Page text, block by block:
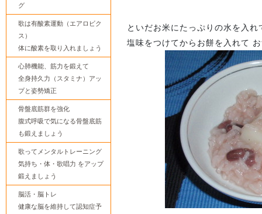
といだお米にたっぷりの水を入
塩味をつけてからお餅を入れて
グ
歌は有酸素運動（エアロビク
ス）
体に酸素を取り入れましょう
心肺機能、筋力を鍛えて
全身持久力（スタミナ）アッ
プと姿勢矯正
骨盤底筋群を強化
腹式呼吸で気になる骨盤底筋
も鍛えましょう
歌ってメンタルトレーニング
気持ち・体・歌唱力 をアップ
鍛えましょう
脳活・脳トレ
健康な脳を維持して認知症予